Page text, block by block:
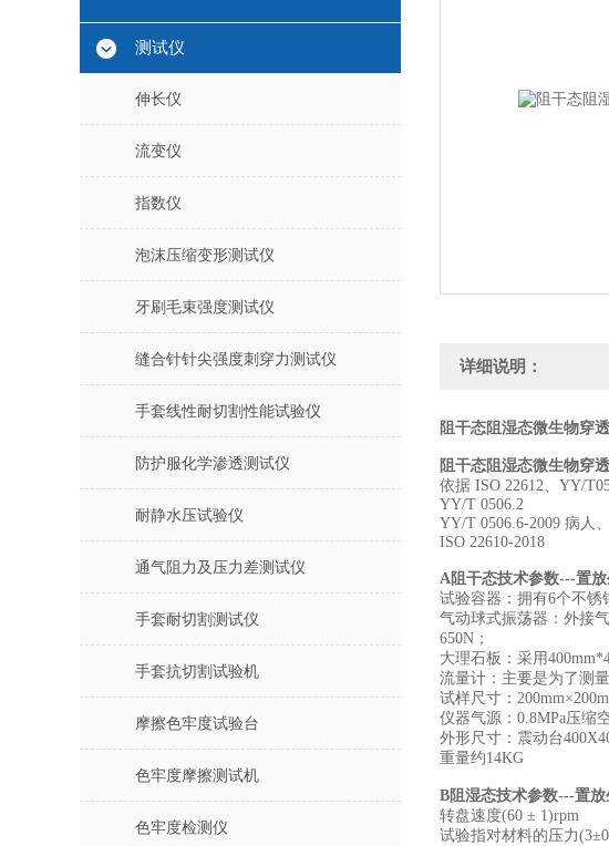
测试仪
伸长仪
流变仪
指数仪
泡沫压缩变形测试仪
牙刷毛束强度测试仪
缝合针针尖强度刺穿力测试仪
手套线性耐切割性能试验仪
防护服化学渗透测试仪
耐静水压试验仪
通气阻力及压力差测试仪
手套耐切割测试仪
手套抗切割试验机
摩擦色牢度试验台
色牢度摩擦测试机
色牢度检测仪
详细说明：
阻干态阻湿态微生物穿
阻干态阻湿态微生物穿
依据 ISO 22612、YY/
YY/T 0506.2
YY/T 0506.6-2009 病人
ISO 22610-2018
A阻干态技术参数---置
试验容器：拥有6个不锈
气动球式振荡器：外接
650N；
大理石板：采用
流量计：主要是为了测
试样尺寸：
仪器气源：0.8MPa压缩
外形尺寸：震动台
重量约14KG
B阻湿态技术参数---置
转盘速度(60 ± 1)rpm
试验指对材料的压力